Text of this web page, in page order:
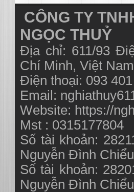
CÔNG TY
NGỌC THUỶ
Địa chỉ: 611/93
Chí Minh, Việt
Điện thoại: 093
Email:
Website: https://
Mst : 0315177804
Số tài khoản:
Nguyễn Đình
Số tài khoản:
Nguyễn Đình